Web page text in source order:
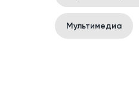
Мультимедиа